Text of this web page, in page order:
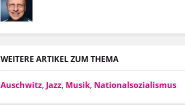
WEITERE ARTIKEL ZUM THEMA
Auschwitz, Jazz, Musik, Nationalsozialismus